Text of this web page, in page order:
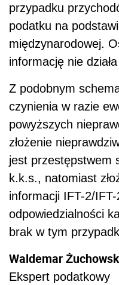
przypadku
podatku na
międzynarodowej.
informację nie
Z podobnym
czynienia w razie
powyższych
złożenie
jest przestępstwem
k.k.s., natomiast
informacji IFT-2/
odpowiedzialności
brak w tym
Waldemar
Ekspert podatkowy